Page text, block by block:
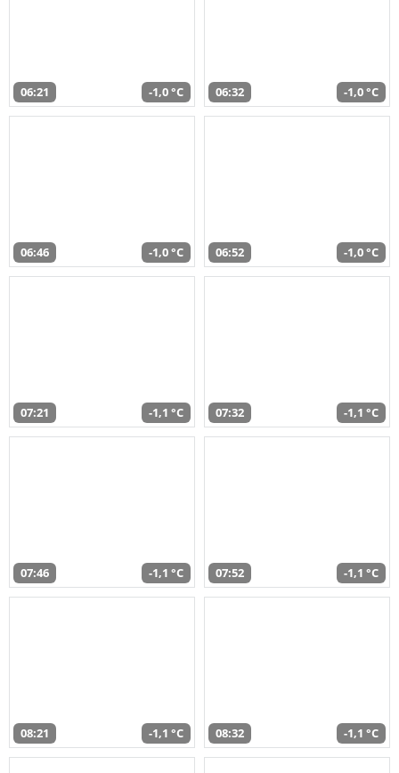
06:21 -1,0 °C 06:32 -1,0 °C
06:46 -1,0 °C 06:52 -1,0 °C
07:21 -1,1 °C 07:32 -1,1 °C
07:46 -1,1 °C 07:52 -1,1 °C
08:21 -1,1 °C 08:32 -1,1 °C